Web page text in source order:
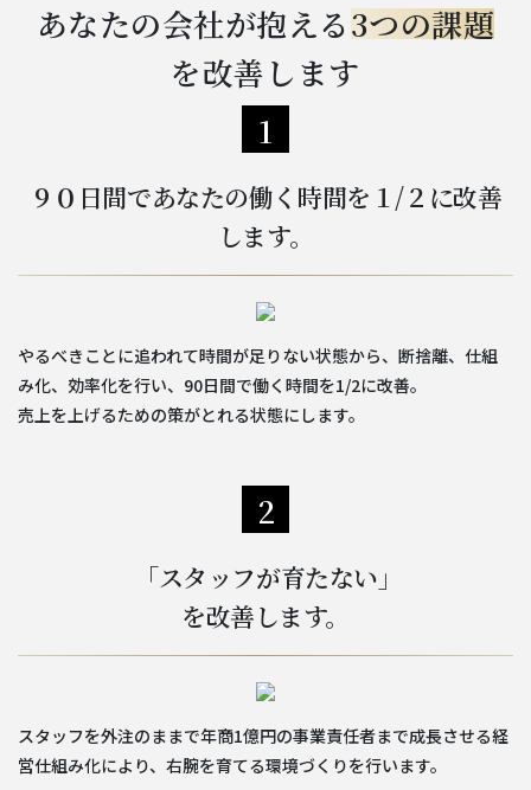
あなたの会社が抱える3つの課題
を改善します
1
９０日間であなたの働く時間を１/２に改善
します。
やるべきことに追われて時間が足りない状態から、断捨離、仕組
み化、効率化を行い、90日間で働く時間を1/2に改善。
売上を上げるための策がとれる状態にします。
2
「スタッフが育たない」
を改善します。
スタッフを外注のままで年商1億円の事業責任者まで成長させる経
営仕組み化により、右腕を育てる環境づくりを行います。